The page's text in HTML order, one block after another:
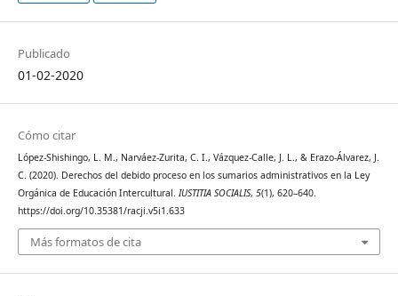
Publicado
01-02-2020
Cómo citar
López-Shishingo, L. M., Narváez-Zurita, C. I., Vázquez-Calle, J. L., & Erazo-Álvarez, J.
C. (2020). Derechos del debido proceso en los sumarios administrativos en la Ley
Orgánica de Educación Intercultural. IUSTITIA SOCIALIS, 5(1), 620–640.
https://doi.org/10.35381/racji.v5i1.633
Más formatos de cita